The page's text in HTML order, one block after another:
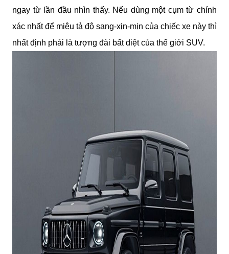
ngay từ lần đầu nhìn thấy. Nếu dùng một cụm từ chính
xác nhất để miêu tả độ sang-xịn-mịn của chiếc xe này thì
nhất định phải là tượng đài bất diệt của thế giới SUV.